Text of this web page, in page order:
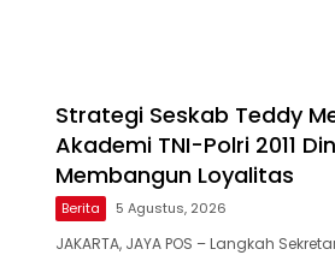
Strategi Seskab Teddy
Akademi TNI-Polri 2011
Membangun Loyalitas
Berita 5 Agustus, 2026
JAKARTA, JAYA POS – Langkah